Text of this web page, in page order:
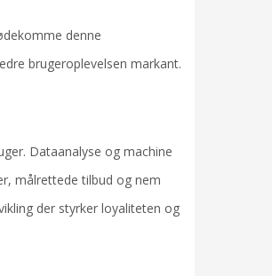
denne
brugeroplevelsen markant.
Dataanalyse og machine
målrettede tilbud og nem
der styrker loyaliteten og